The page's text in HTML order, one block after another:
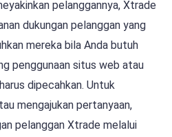
pelanggannya, Xtrade
dukungan pelanggan yang
mereka bila Anda butuh
penggunaan situs web atau
dipecahkan. Untuk
mengajukan pertanyaan,
pelanggan Xtrade melalui